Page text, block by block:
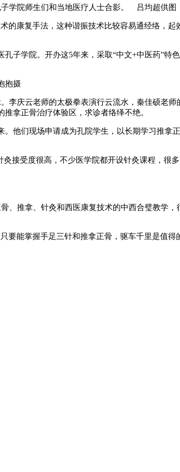
学院师生们和当地医疗人士合影。 吕均超供图
康复手法，这种谐振技术比较容易通经络，起
学院。开办这5年来，采取“中文+中医药”特
抱摄
庆云老师的太极拳表演行云流水，秦佳硕老师
拿正骨治疗体验区，求诊者络绎不绝。
们现场申请成为孔院学生，以长期学习推拿
受度很高，不少医学院都开设针灸课程，很
推拿、针灸和西医康复技术的中西合璧教学，
能掌握手足三针和推拿正骨，驱车千里是值得